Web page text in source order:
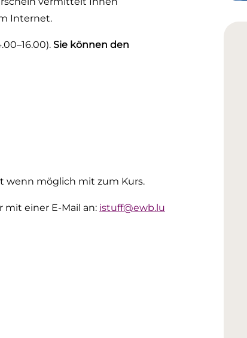
Internet.
Sie können den
wenn möglich mit zum Kurs.
mit einer E-Mail an: istuff@ewb.lu